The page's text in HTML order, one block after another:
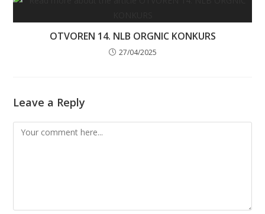
OTVOREN 14. NLB ORGNIC KONKURS
27/04/2025
Leave a Reply
Comment